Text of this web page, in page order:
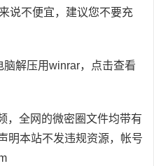
说不便宜，建议您不要充
解压用winrar，点击查看
，全网的微密圈文件均带有
明本站不发违规资源，帐号